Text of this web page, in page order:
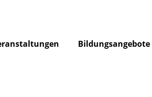
Bildungsangebote